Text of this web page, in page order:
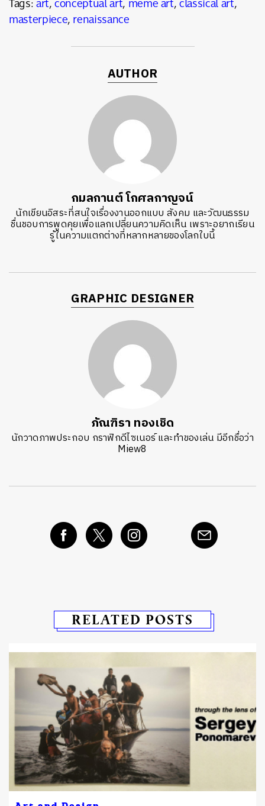
masterpiece,renaissance
AUTHOR
กมลกานต์ โกศลกาญจน์
นักเขียนอิสระที่สนใจเรื่องงานออกแบบ สังคม และวัฒนธรรม
ชื่นชอบการพูดคุยเพื่อแลกเปลี่ยนความคิดเห็น เพราะอยากเรียน
รู้ในความแตกต่างที่หลากหลายของโลกใบนี้
GRAPHIC DESIGNER
ภัณฑิรา ทองเชิด
นักวาดภาพประกอบ กราฟิกดีไซเนอร์ และทำของเล่น มีอีกชื่อว่า
Miew8
RELATED POSTS